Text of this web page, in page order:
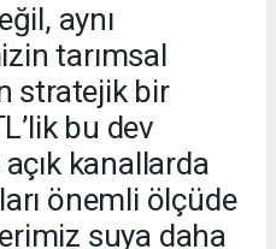
aynı
tarımsal
stratejik bir
bu dev
kanallarda
önemli ölçüde
suya daha